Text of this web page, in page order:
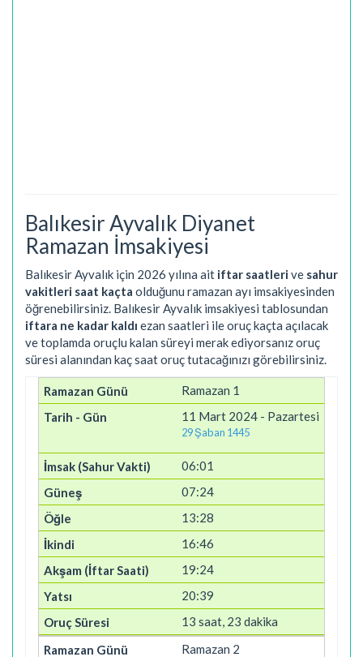
Balıkesir Ayvalık Diyanet
Ramazan İmsakiyesi
Balıkesir Ayvalık için 2026 yılına ait iftar saatlerive sahur
vakitleri saat kaçta olduğunu ramazan ayı imsakiyesinden
öğrenebilirsiniz. Balıkesir Ayvalık imsakiyesi tablosundan
iftara ne kadar kaldı ezan saatleri ile oruç kaçta açılacak
ve toplamda oruçlu kalan süreyi merak ediyorsanız oruç
süresi alanından kaç saat oruç tutacağınızı görebilirsiniz.
Ramazan 1
11 Mart 2024 - Pazartesi
29 Şaban 1445
06:01
07:24
13:28
16:46
19:24
20:39
13 saat, 23 dakika
Ramazan 2